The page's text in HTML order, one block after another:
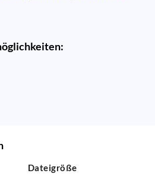
Dateigröße